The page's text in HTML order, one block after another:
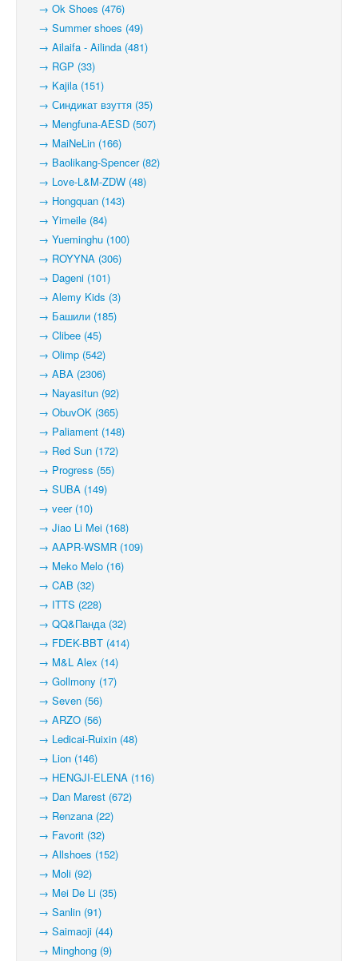
→ Ok Shoes (476)
→ Summer shoes (49)
→ Ailaifa - Ailinda (481)
→ RGP (33)
→ Kajila (151)
→ Синдикат взуття (35)
→ Mengfuna-AESD (507)
→ MaiNeLin (166)
→ Baolikang-Spencer (82)
→ Love-L&M-ZDW (48)
→ Hongquan (143)
→ Yimeile (84)
→ Yueminghu (100)
→ ROYYNA (306)
→ Dageni (101)
→ Alemy Kids (3)
→ Башили (185)
→ Clibee (45)
→ Olimp (542)
→ ABA (2306)
→ Nayasitun (92)
→ ObuvOK (365)
→ Paliament (148)
→ Red Sun (172)
→ Progress (55)
→ SUBA (149)
→ veer (10)
→ Jiao Li Mei (168)
→ AAPR-WSMR (109)
→ Meko Melo (16)
→ CAB (32)
→ ITTS (228)
→ QQ&Панда (32)
→ FDEK-BBT (414)
→ M&L Alex (14)
→ Gollmony (17)
→ Seven (56)
→ ARZO (56)
→ Ledicai-Ruixin (48)
→ Lion (146)
→ HENGJI-ELENA (116)
→ Dan Marest (672)
→ Renzana (22)
→ Favorit (32)
→ Allshoes (152)
→ Moli (92)
→ Mei De Li (35)
→ Sanlin (91)
→ Saimaoji (44)
→ Minghong (9)